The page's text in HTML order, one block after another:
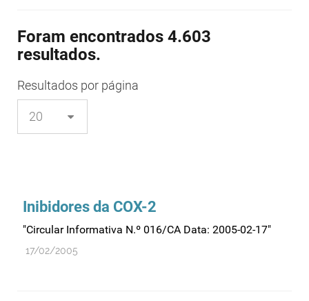
Boas práticas de investigação
Boas práticas de laboratório
Boas práticas regulamentares
Certificação
Foram encontrados 4.603
resultados.
Resultados por página
Inibidores da COX-2
"Circular Informativa N.º 016/CA Data: 2005-02-17"
17/02/2005